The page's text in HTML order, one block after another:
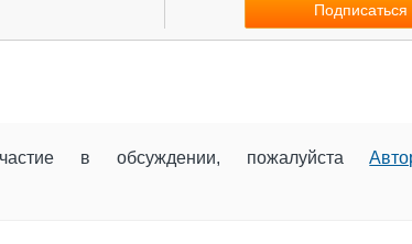
в обсуждении, пожалуйста